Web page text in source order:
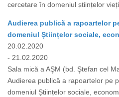
cercetare în domeniul științelor
Audierea publică a rapoartelor
domeniul Științelor sociale,
20.02.2020
- 21.02.2020
Sala mică a AŞM (bd. Ştefan cel
Audierea publică a rapoartelor pe
domeniul Științelor sociale,